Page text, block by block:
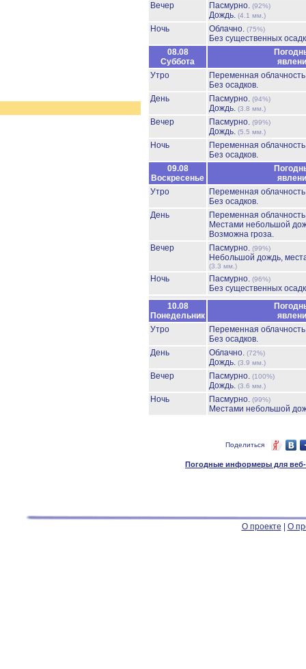
Вечер
Пасмурно. (92%)
Дождь. (4.1 мм.)
Ночь Облачно. (75%)
Без существенных
08.08
Суббота
Утро
Переменная
Без осадков.
День
Пасмурно. (94%)
Дождь. (3.8 мм.)
Вечер Пасмурно. (99%)
Дождь. (5.5 мм.)
Ночь
Переменная
Без осадков.
09.08
Воскресенье
Утро
Переменная
Без осадков.
День
Переменная
Местами небольшой
Возможна гроза.
Вечер
Пасмурно. (99%)
Небольшой дождь,
(3.3 мм.)
Ночь Пасмурно. (96%)
Без существенных
10.08
Понедельник
Утро
Переменная
Без осадков.
День
Облачно. (72%)
Дождь. (3.9 мм.)
Вечер Пасмурно. (100%)
Дождь. (3.6 мм.)
Ночь Пасмурно. (99%)
Местами небольшой
Поделиться
Погодные информеры для веб-
О проекте О